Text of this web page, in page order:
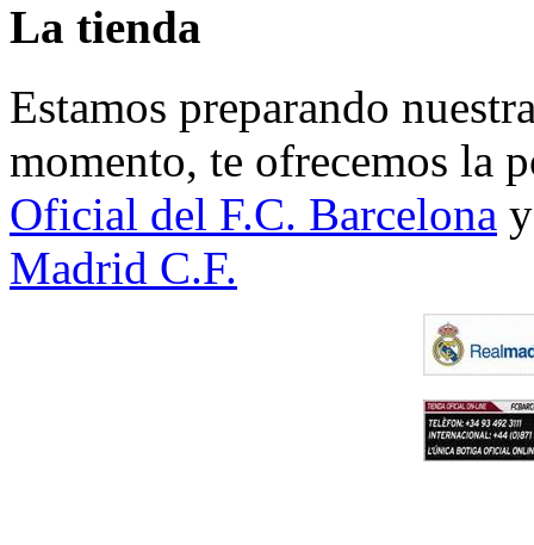
La tienda
Estamos preparando
momento, te ofrecemos la
Oficial del F.C. Barcelona
Madrid C.F.